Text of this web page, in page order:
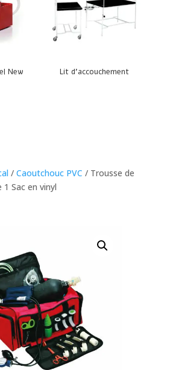
New Lit d’accouchement
/ Caoutchouc PVC / Trousse de
1 Sac en vinyl